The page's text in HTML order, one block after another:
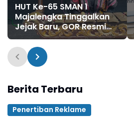
HUT Ke-65 SMAN 1
Majalengka Tinggalkan
Jejak Baru, GOR Resmi
Jadi Fasilitas Baru Siswa
Berita Terbaru
Penertiban Reklame